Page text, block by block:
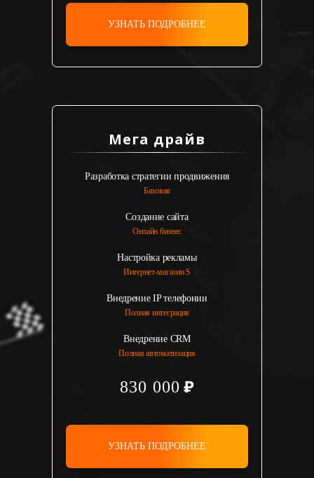
УЗНАТЬ ПОДРОБНЕЕ
Мега драйв
Разработка стратегии продвижения
Базовая
Создание сайта
Онлайн бизнес
Настройка рекламы
Интернет-магазин S
Внедрение IP телефонии
Полная интеграция
Внедрение CRM
Полная автоматизация
830 000
УЗНАТЬ ПОДРОБНЕЕ